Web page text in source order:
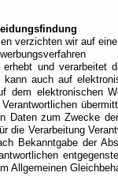
verzichten wir auf
und
kann auch auf
dem
Daten zum Zwecke
die Verarbeitung
Bekanntgabe der
Allgemeinen